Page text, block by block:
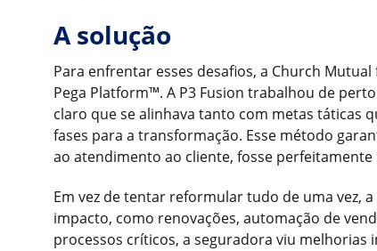
A solução
Para enfrentar esses desafios, a Church
Pega Platform™. A P3 Fusion trabalhou de
claro que se alinhava tanto com metas táticas
fases para a transformação. Esse método
ao atendimento ao cliente, fosse
Em vez de tentar reformular tudo de uma vez,
impacto, como renovações, automação de
processos críticos, a seguradora viu melhorias